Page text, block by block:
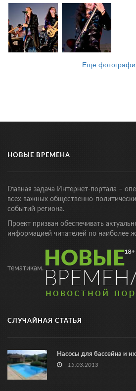
Еще
НОВЫЕ ВРЕМЕНА
Главная задача Интернет-портала –
всех важных общественно-
событий региона.
Проект призван обеспечивать
информацией читателей по наиболее
тематикам.
СЛУЧАЙНАЯ СТАТЬЯ
Насосы для бассейна и
15.03.2013